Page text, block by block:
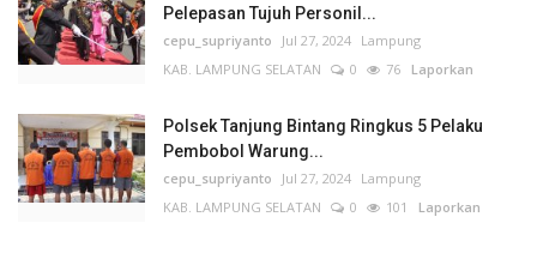
Pelepasan Tujuh Personil...
cepu_supriyanto Jul 27, 2024 Lampung
KAB. LAMPUNG SELATAN
0 76 Laporkan
Polsek Tanjung Bintang Ringkus 5 Pelaku
Pembobol Warung...
cepu_supriyanto Jul 27, 2024 Lampung
KAB. LAMPUNG SELATAN
0 101 Laporkan